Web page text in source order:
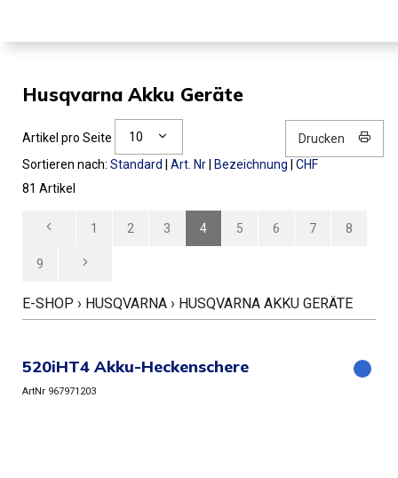
Husqvarna Akku Geräte
Artikel pro Seite 10
Drucken
Sortieren nach: Standard Art. Nr Bezeichnung
CHF
81 Artikel
1 2 3 4 5 6 7 8
9
E-SHOP › HUSQVARNA › HUSQVARNA AKKU GERÄTE
520iHT4 Akku-Heckenschere
ArtNr 967971203